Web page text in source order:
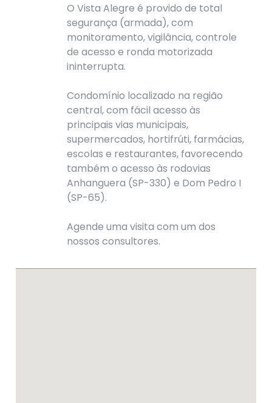
O Vista Alegre é provido de total
segurança (armada), com
monitoramento, vigilância, controle
de acesso e ronda motorizada
ininterrupta.
Condomínio localizado na região
central, com fácil acesso às
principais vias municipais,
supermercados, hortifrúti, farmácias,
escolas e restaurantes, favorecendo
também o acesso às rodovias
Anhanguera (SP-330) e Dom Pedro I
(SP-65).
Agende uma visita com um dos
nossos consultores.